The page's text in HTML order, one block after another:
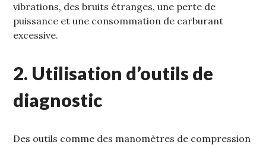
vibrations‚ des bruits étranges‚ une perte de
puissance et une consommation de carburant
excessive.
2. Utilisation d’outils de
diagnostic
Des outils comme des manomètres de compression